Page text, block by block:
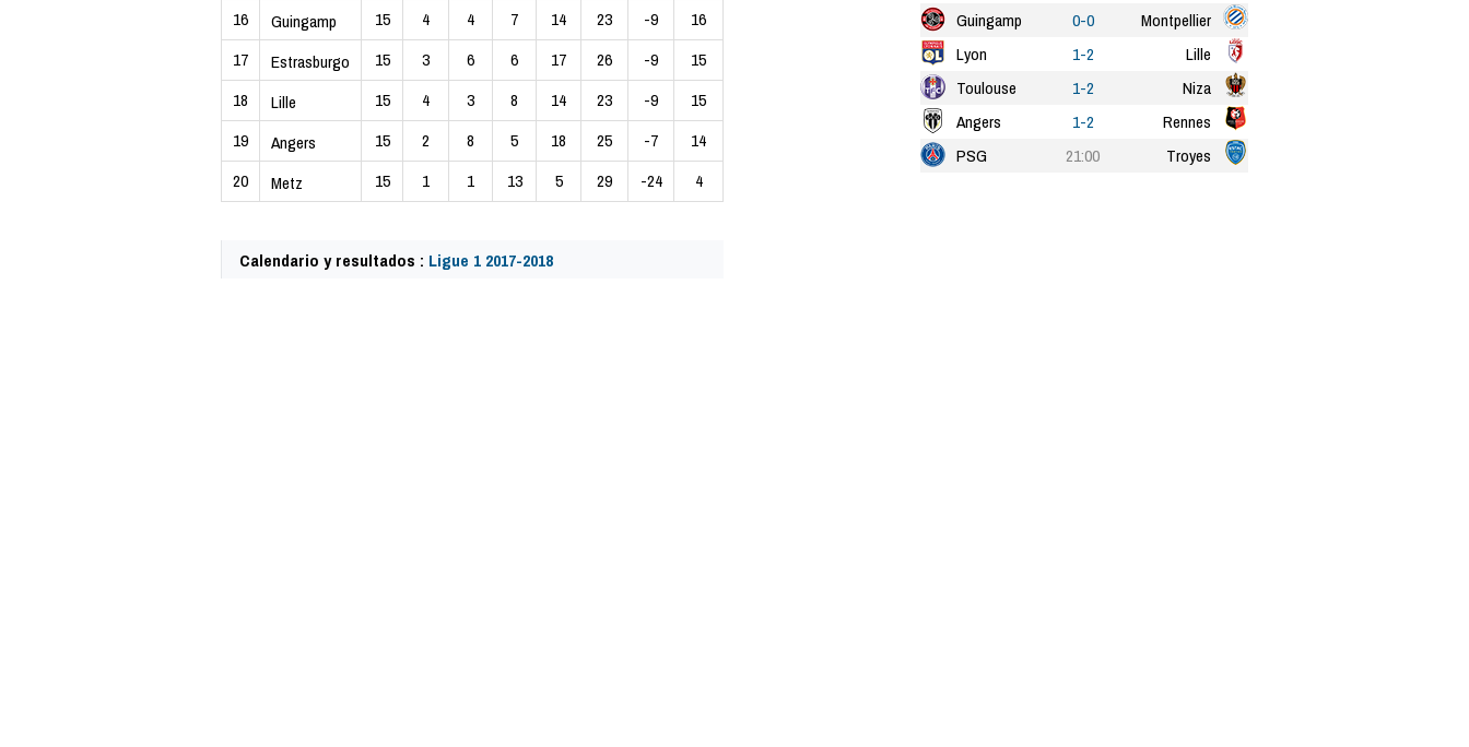
16
Guingamp 15 4 4 7 14 23 -9
16
17
Estrasburgo 15 3 6 6 17 26 -9
15
18
Lille 15 4 3 8 14 23 -9
15
19
Angers 15 2 8 5 18 25 -7
14
20
Metz 15 1 1 13 5 29 -24 4
Calendario y resultados : Ligue 1 2017-2018
Guingamp
0-0
Montpellier
Lyon
1-2
Lille
Toulouse
1-2
Niza
Angers
1-2
Rennes
PSG
21:00 Troyes